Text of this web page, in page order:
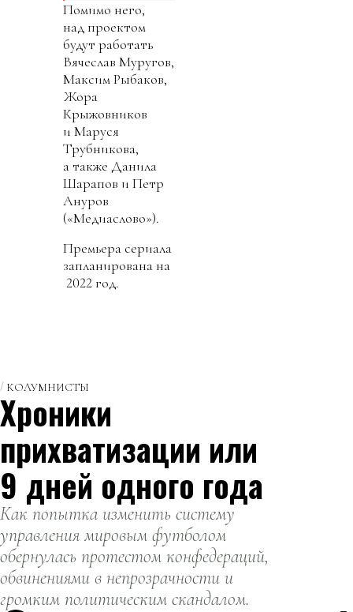
Помимо него,
над проектом
будут работать
Вячеслав Муругов,
Максим Рыбаков,
Жора
Крыжовников
и Маруся
Трубникова,
а также Данила
Шарапов и Петр
Ануров
(«Медиаслово»).
Премьера сериала
запланирована на
2022 год.
КОЛУМНИСТЫ
Хроники
прихватизации или
9 дней одного года
Как попытка изменить систему
управления мировым футболом
обернулась протестом конфедераций,
обвинениями в непрозрачности и
громким политическим скандалом.